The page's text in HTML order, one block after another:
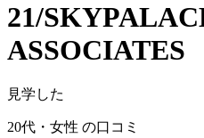
21/
ASSOCIATES
見学した
20代・女性 の口コミ